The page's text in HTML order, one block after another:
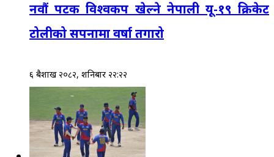
नवौं पटक विश्वकप खेल्ने नेपाली यू-१९ क्रिकेट
टोलीको सपनामा वर्षा तगारो
६ बैशाख २०८२, शनिबार २२:२२